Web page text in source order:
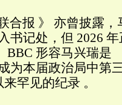
合报 》 亦曾披露
书记处，但 2026
BBC 形容马兴瑞是
本届政治局中第
罕见的纪录 。